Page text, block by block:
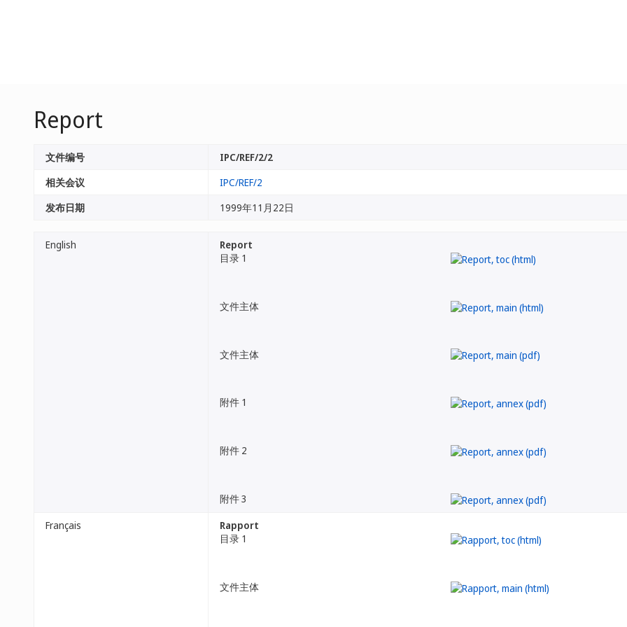
Report
文件编号
IPC/REF/2/2
相关会议
IPC/REF/2
发布日期
1999年11月22日
English
Report
目录 1
文件主体
文件主体
附件 1
附件 2
附件 3
Français
Rapport
目录 1
文件主体